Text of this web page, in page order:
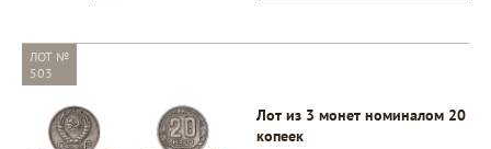
ЛОТ №
503
Лот из 3 монет номиналом 20
копеек